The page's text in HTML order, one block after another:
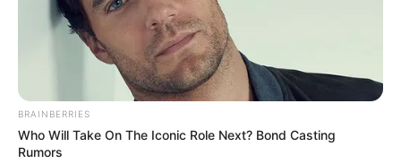
BRAINBERRIES
Who Will Take On The Iconic Role Next? Bond Casting
Rumors